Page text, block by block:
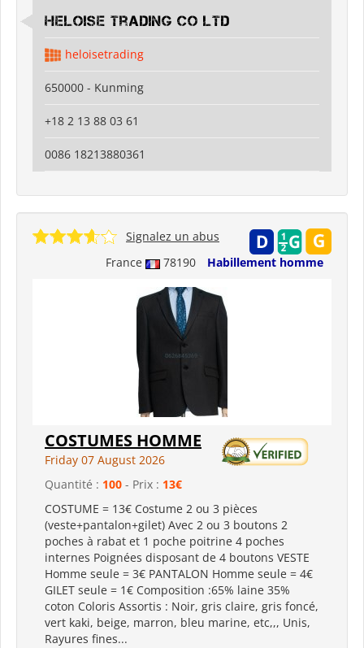
Heloise Trading Co Ltd
heloisetrading
650000 - Kunming
+18 2 13 88 03 61
0086 18213880361
France 78190 Habillement homme
Signalez un abus
COSTUMES HOMME
Friday 07 August 2026
Quantité : 100 - Prix : 13€
COSTUME = 13€ Costume 2 ou 3 pièces
(veste+pantalon+gilet) Avec 2 ou 3 boutons 2
poches à rabat et 1 poche poitrine 4 poches
internes Poignées disposant de 4 boutons VESTE
Homme seule = 3€ PANTALON Homme seule = 4€
GILET seule = 1€ Composition :65% laine 35%
coton Coloris Assortis : Noir, gris claire, gris foncé,
vert kaki, beige, marron, bleu marine, etc,,, Unis,
Rayures fines...